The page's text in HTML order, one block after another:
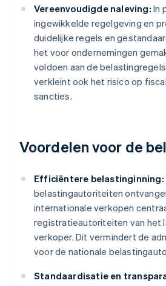
Vereenvoudigde naleving: In
ingewikkelde regelgeving en
duidelijke regels en
het voor ondernemingen
voldoen aan de
verkleint ook het risico op
sancties.
Voordelen voor de
Efficiëntere belastinginning:
belastingautoriteiten
internationale verkopen
registratieautoriteiten van het
verkoper. Dit vermindert de
voor de nationale
Standaardisatie en